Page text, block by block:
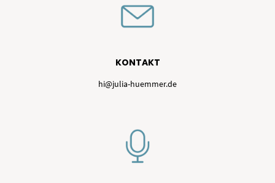
KONTAKT
hi@julia-huemmer.de